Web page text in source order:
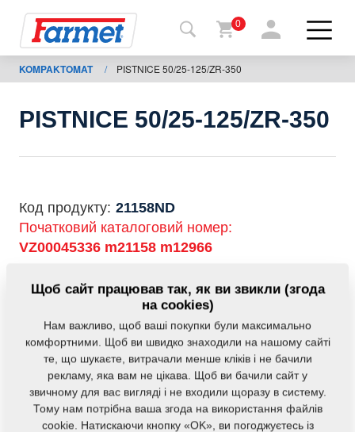
Назад
на
Farmet
Мої
машини
0
KOMPAKTOMAT / PISTNICE 50/25-125/ZR-350
PISTNICE 50/25-125/ZR-350
Код продукту: 21158ND
Початковий каталоговий номер:
VZ00045336 m21158 m12966
Дана запасна частина також застосовується і для
наступного обладнання:
KOMPAKTOMAT
Маса: 4,0890 Кг
Щоб сайт працював так, як ви звикли (згода
на cookies)
Нам важливо, щоб ваші покупки були максимально
комфортними. Щоб ви швидко знаходили на нашому сайті
те, що шукаєте, витрачали менше кліків і не бачили
рекламу, яка вам не цікава. Щоб ви бачили сайт у
звичному для вас вигляді і не входили щоразу в систему.
Тому нам потрібна ваша згода на використання файлів
cookie. Натискаючи кнопку «OK», ви погоджуєтесь із